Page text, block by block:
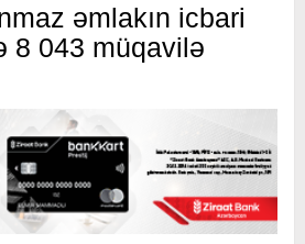
əmlakın icbari
8 043 müqavilə